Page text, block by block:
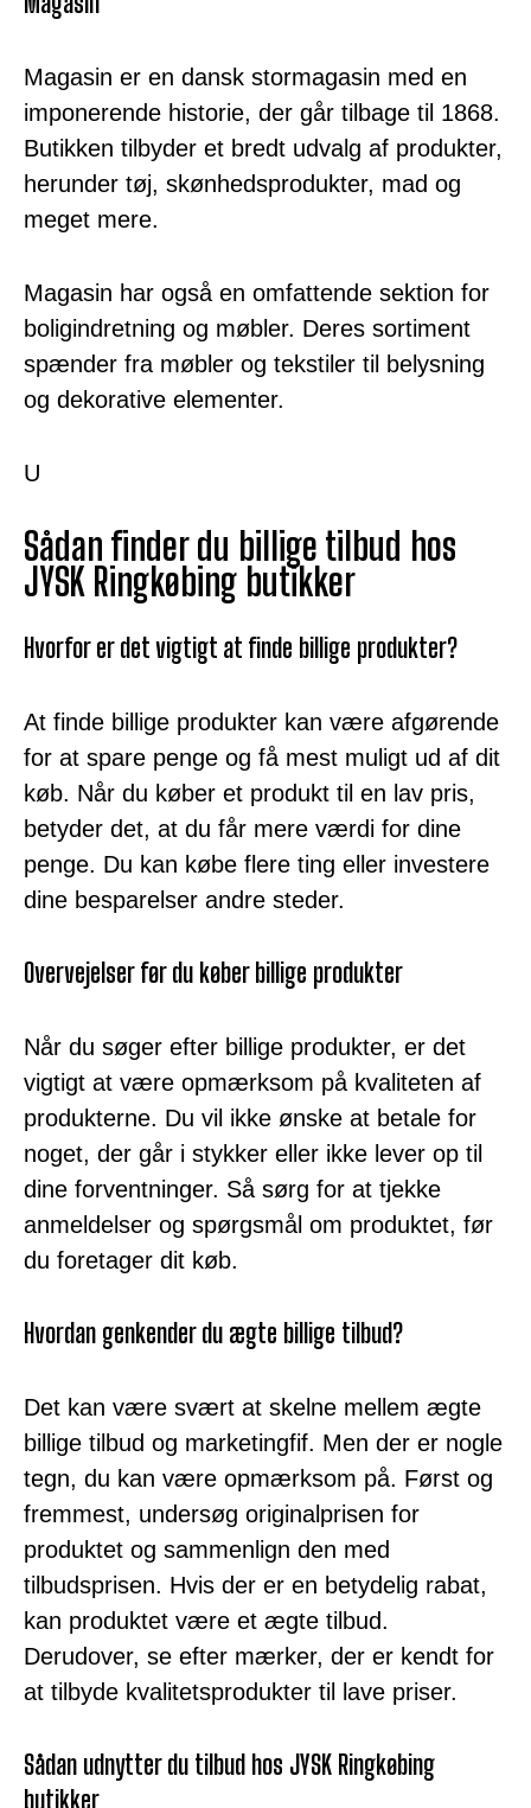
Magasin er en dansk stormagasin med en
imponerende historie, der går tilbage til 1868.
Butikken tilbyder et bredt udvalg af produkter,
herunder tøj, skønhedsprodukter, mad og
meget mere.
Magasin har også en omfattende sektion for
boligindretning og møbler. Deres sortiment
spænder fra møbler og tekstiler til belysning
og dekorative elementer.
U
Sådan finder du billige tilbud hos
JYSK Ringkøbing butikker
Hvorfor er det vigtigt at finde billige produkter?
At finde billige produkter kan være afgørende
for at spare penge og få mest muligt ud af dit
køb. Når du køber et produkt til en lav pris,
betyder det, at du får mere værdi for dine
penge. Du kan købe flere ting eller investere
dine besparelser andre steder.
Overvejelser før du køber billige produkter
Når du søger efter billige produkter, er det
vigtigt at være opmærksom på kvaliteten af
produkterne. Du vil ikke ønske at betale for
noget, der går i stykker eller ikke lever op til
dine forventninger. Så sørg for at tjekke
anmeldelser og spørgsmål om produktet, før
du foretager dit køb.
Hvordan genkender du ægte billige tilbud?
Det kan være svært at skelne mellem ægte
billige tilbud og marketingfif. Men der er nogle
tegn, du kan være opmærksom på. Først og
fremmest, undersøg originalprisen for
produktet og sammenlign den med
tilbudsprisen. Hvis der er en betydelig rabat,
kan produktet være et ægte tilbud.
Derudover, se efter mærker, der er kendt for
at tilbyde kvalitetsprodukter til lave priser.
Sådan udnytter du tilbud hos JYSK Ringkøbing
butikker